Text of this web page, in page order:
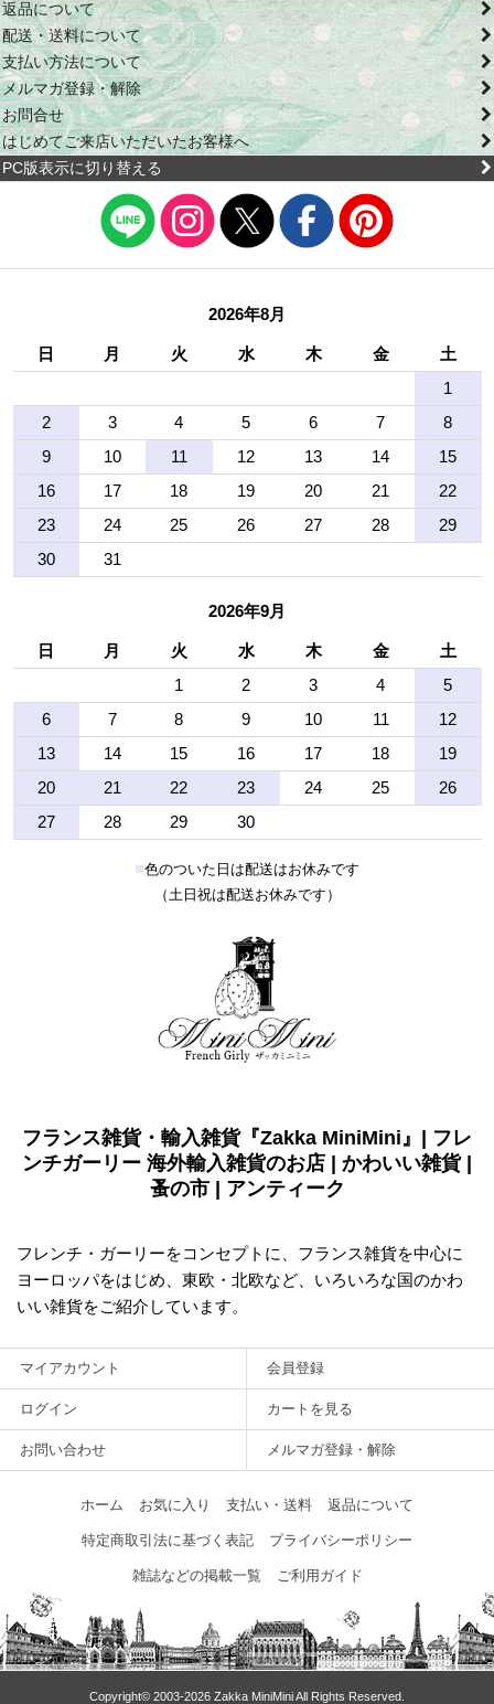
返品について
配送・送料について
支払い方法について
メルマガ登録・解除
お問合せ
はじめてご来店いただいたお客様へ
PC版表示に切り替える
2026年8月
日 月 火 水 木 金
土
1
2
3 4 5 6 7
8
9
10 11 12 13 14
15
16
17 18 19 20 21
22
23
24 25 26 27 28
29
30
31
2026年9月
日 月 火 水 木 金
土
1
2 3 4
5
6
7 8 9 10 11
12
13
14 15 16 17 18
19
20
21 22 23 24 25
26
27
28 29 30
■色のついた日は配送はお休みです
（土日祝は配送お休みです）
フランス雑貨・輸入雑貨『Zakka MiniMini』| フレ
ンチガーリー 海外輸入雑貨のお店 | かわいい雑貨 |
蚤の市 | アンティーク
フレンチ・ガーリーをコンセプトに、フランス雑貨を中心に
ヨーロッパをはじめ、東欧・北欧など、いろいろな国のかわ
いい雑貨をご紹介しています。
マイアカウント 会員登録
ログイン カートを見る
お問い合わせ メルマガ登録・解除
ホーム お気に入り 支払い・送料 返品について
特定商取引法に基づく表記 プライバシーポリシー
雑誌などの掲載一覧 ご利用ガイド
Copyright© 2003‐2026 Zakka MiniMini All Rights Reserved.